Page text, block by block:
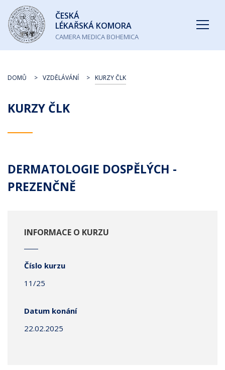
Česká
lékařská
komora
ČESKÁ
LÉKAŘSKÁ KOMORA
CAMERA MEDICA BOHEMICA
KURZY ČLK
DOMŮ VZDĚLÁVÁNÍ KURZY ČLK
DERMATOLOGIE DOSPĚLÝCH -
PREZENČNĚ
INFORMACE O KURZU
Číslo kurzu
11/25
Datum konání
22.02.2025